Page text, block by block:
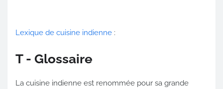
Lexique de cuisine indienne :
T - Glossaire
La cuisine indienne est renommée pour sa grande